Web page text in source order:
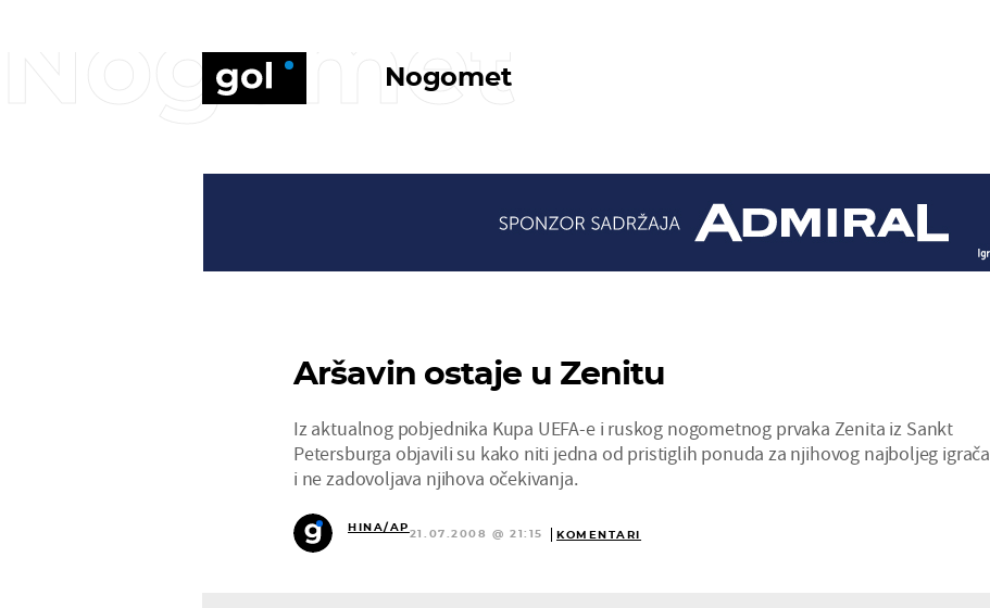
Nogomet
Nogomet
Aršavin ostaje u Zenitu
Iz aktualnog pobjednika Kupa UEFA-e i ruskog nogometnog prvaka Zenita iz Sankt
Petersburga objavili su kako niti jedna od pristiglih ponuda za njihovog najboljeg igrača
i ne zadovoljava njihova očekivanja.
HINA/AP
21.07.2008 @ 21:15 KOMENTARI